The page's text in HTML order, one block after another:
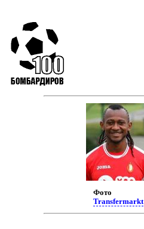
Фото
Transfermarkt